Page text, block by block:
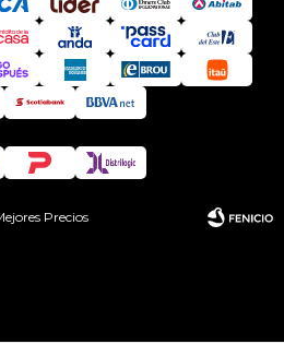
Precios